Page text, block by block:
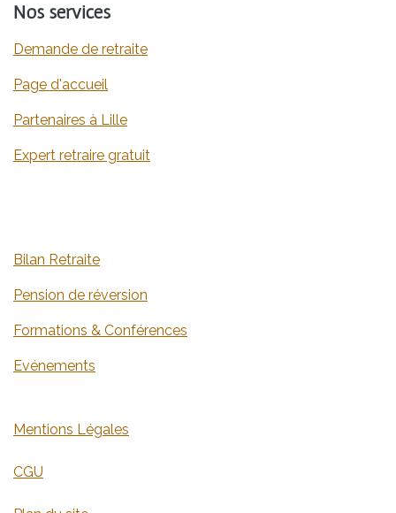
Nos services
Demande de retraite
​​​​​​​​​​​​​​​​​​​​​​​​​​​​​​​​​​​​Page d'accueil
​​​​​​​​​​​​​​​​​​​​​​​​​​​​​​​​Partenaires à Lille
Expert retraire gratuit
​​​​​​​​B​i​lan​ ​R​e​tr​a​ite
​​​​​​​​​​​​​​​​​​​​​​​​​​​​​​​​​​​​P​e​nsion de réversi​o​n
​​​​​​​​​​​​​​​​​​​​​​​​​​​​​​​​​F​orm​atio​n​s​ ​&​ ​C​on​fé​re​nce​s
​​​​​​​​​​​​​​​​​​​​​​​​​​​​​​​​​​​​​​​​​​​​​​E​v​é​n​e​me​nt​s
M​en​tions ​L​é​g​a​les
​​C​G​U